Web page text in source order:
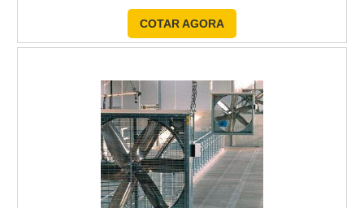
produção de um objeto. Entre essas máquinas, o
Chiller se torna ainda mais funcional quando é
aplicado em indústrias que desenvolvem produtos
que o chiller sofra...
COTAR AGORA